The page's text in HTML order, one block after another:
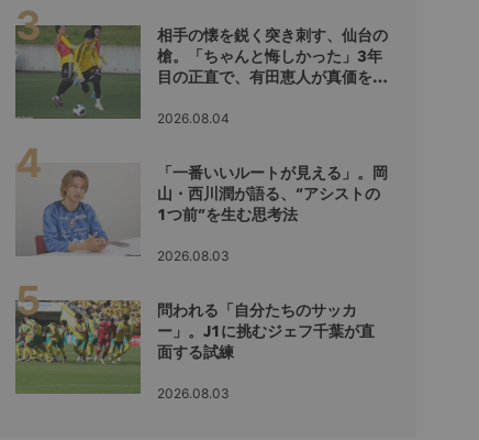
相手の懐を鋭く突き刺す、仙台の
槍。「ちゃんと悔しかった」3年
目の正直で、有田恵人が真価を示
2026.08.04
「一番いいルートが見える」。岡
山・西川潤が語る、“アシストの
1つ前”を生む思考法
2026.08.03
問われる「自分たちのサッカ
ー」。J1に挑むジェフ千葉が直
面する試練
2026.08.03